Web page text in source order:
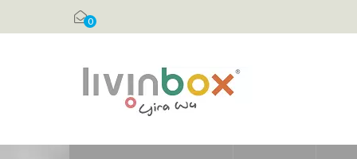
0